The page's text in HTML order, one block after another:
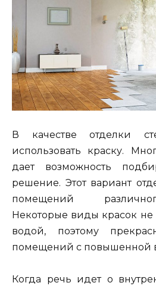
В качестве отделки
использовать краску.
дает возможность
решение. Этот вариант
помещений
Некоторые виды красок не
водой, поэтому
помещений с повышенной
Когда речь идет о